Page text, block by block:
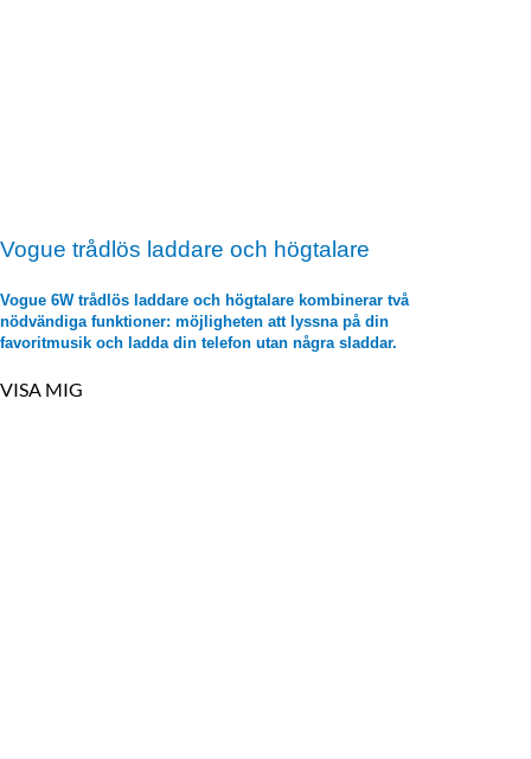
Vogue trådlös laddare och högtalare
Vogue 6W trådlös laddare och högtalare kombinerar två
nödvändiga funktioner: möjligheten att lyssna på din
favoritmusik och ladda din telefon utan några sladdar.
VISA MIG